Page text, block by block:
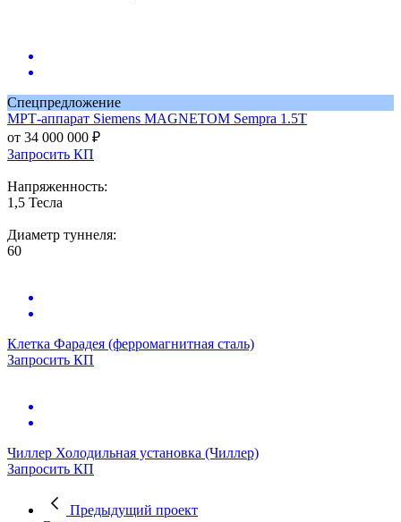
Спецпредложение
МРТ-аппарат Siemens MAGNETOM Sempra 1.5T
от 34 000 000 ₽
Запросить КП
Напряженность:
1,5 Тесла
Диаметр туннеля:
60
Клетка Фарадея (ферромагнитная сталь)
Запросить КП
Чиллер Холодильная установка (Чиллер)
Запросить КП
Предыдущий проект